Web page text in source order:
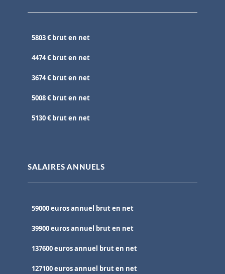
5803 € brut en net
4474 € brut en net
3674 € brut en net
5008 € brut en net
5130 € brut en net
SALAIRES ANNUELS
59000 euros annuel brut en net
39900 euros annuel brut en net
137600 euros annuel brut en net
127100 euros annuel brut en net